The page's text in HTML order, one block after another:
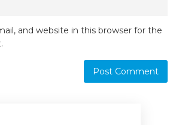
and website in this browser for the